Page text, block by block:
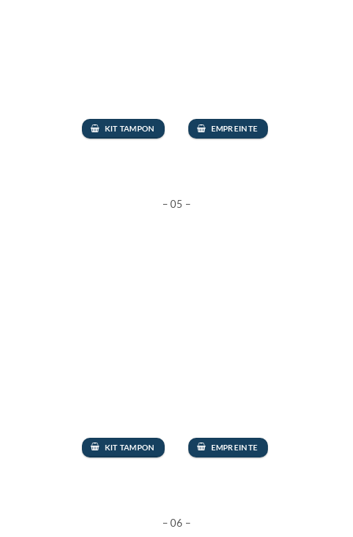
KIT TAMPON EMPREINTE
– 05 –
KIT TAMPON EMPREINTE
– 06 –